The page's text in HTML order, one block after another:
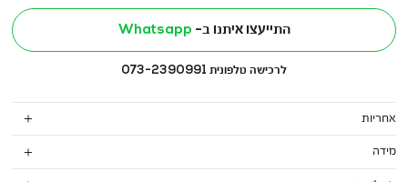
התייעצו איתנו ב- Whatsapp
לרכישה טלפונית 073-2390991
אחריות
מידה